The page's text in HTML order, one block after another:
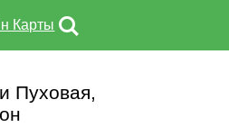
Карты
Пуховая,